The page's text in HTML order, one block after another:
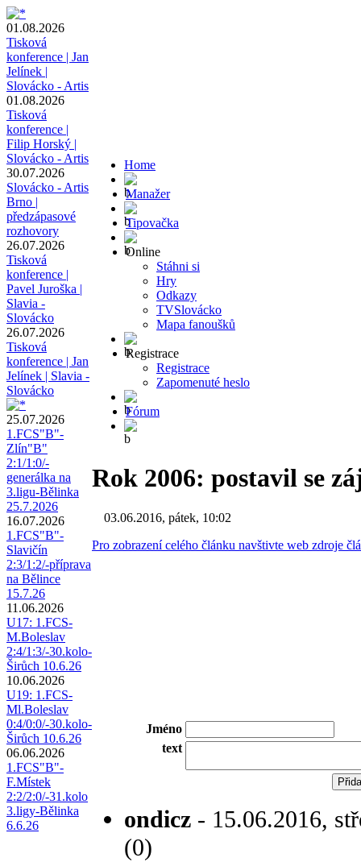
01.08.2026
Tisková
konference | Jan
Jelínek |
Slovácko - Artis
01.08.2026
Tisková
konference |
Filip Horský |
Slovácko - Artis
30.07.2026
Slovácko - Artis
Brno |
předzápasové
rozhovory
26.07.2026
Tisková
konference |
Pavel Juroška |
Slavia -
Slovácko
26.07.2026
Tisková
konference | Jan
Jelínek | Slavia -
Slovácko
25.07.2026
1.FCS"B"-
Zlín"B"
2:1/1:0/-
generálka na
3.ligu-Bělinka
25.7.2026
16.07.2026
1.FCS"B"-
Slavičín
2:3/1:2/-příprava
na Bělince
15.7.26
11.06.2026
U17: 1.FCS-
M.Boleslav
2:4/1:3/-30.kolo-
Širůch 10.6.26
10.06.2026
U19: 1.FCS-
Ml.Boleslav
0:4/0:0/-30.kolo-
Širůch 10.6.26
06.06.2026
1.FCS"B"-
F.Místek
2:2/2:0/-31.kolo
3.ligy-Bělinka
6.6.26
Home
Manažer
Tipovačka
Online
Stáhni si
Hry
Odkazy
TVSlovácko
Mapa fanoušků
Registrace
Registrace
Zapomenuté heslo
Fórum
Rok 2006: postavil se
03.06.2016, pátek, 10:02
Pro zobrazení celého článku navštivte web zdroje
Jméno
text
ondicz - 15.06.2016,
(0)